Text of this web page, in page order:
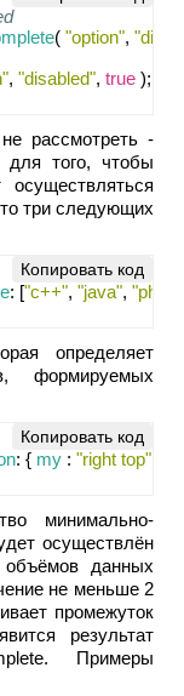
( "option",
, "disabled", true );
рассмотреть -
для того, чтобы
три следующих
: ["c++", "java", "php"
Копировать код
определяет
формируемых
: { my : "right top"
Копировать код
минимально-
осуществлён
данных
не меньше 2
промежуток
результат
Примеры